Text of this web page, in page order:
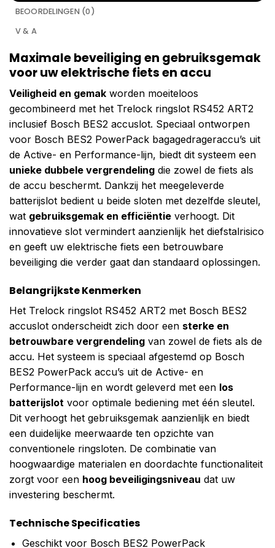
BEOORDELINGEN (0)
V & A
Maximale beveiliging en gebruiksgemak
voor uw elektrische fiets en accu
Veiligheid en gemak worden moeiteloos
gecombineerd met het Trelock ringslot RS452 ART2
inclusief Bosch BES2 accuslot. Speciaal ontworpen
voor Bosch BES2 PowerPack bagagedrageraccu’s uit
de Active- en Performance-lijn, biedt dit systeem een
unieke dubbele vergrendeling die zowel de fiets als
de accu beschermt. Dankzij het meegeleverde
batterijslot bedient u beide sloten met dezelfde sleutel,
wat gebruiksgemak en efficiëntie verhoogt. Dit
innovatieve slot vermindert aanzienlijk het diefstalrisico
en geeft uw elektrische fiets een betrouwbare
beveiliging die verder gaat dan standaard oplossingen.
Belangrijkste Kenmerken
Het Trelock ringslot RS452 ART2 met Bosch BES2
accuslot onderscheidt zich door een sterke en
betrouwbare vergrendeling van zowel de fiets als de
accu. Het systeem is speciaal afgestemd op Bosch
BES2 PowerPack accu’s uit de Active- en
Performance-lijn en wordt geleverd met een los
batterijslot voor optimale bediening met één sleutel.
Dit verhoogt het gebruiksgemak aanzienlijk en biedt
een duidelijke meerwaarde ten opzichte van
conventionele ringsloten. De combinatie van
hoogwaardige materialen en doordachte functionaliteit
zorgt voor een hoog beveiligingsniveau dat uw
investering beschermt.
Technische Specificaties
Geschikt voor Bosch BES2 PowerPack